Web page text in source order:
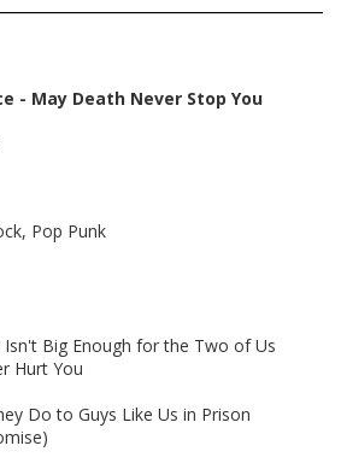
- May Death Never Stop You
Pop Punk
Big Enough for the Two of Us
Hurt You
Do to Guys Like Us in Prison